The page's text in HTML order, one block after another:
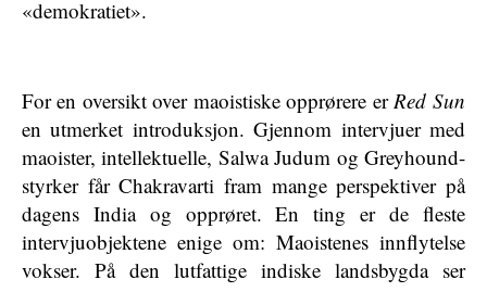
«demokratiet».
For en oversikt over maoistiske opprørere erRed Sun
en utmerket introduksjon. Gjennom intervjuer med
maoister, intellektuelle, Salwa Judum og Greyhound-
styrker får Chakravarti fram mange perspektiver på
dagens India og opprøret. En ting er de fleste
intervjuobjektene enige om: Maoistenes innflytelse
vokser. På den lutfattige indiske landsbygda ser